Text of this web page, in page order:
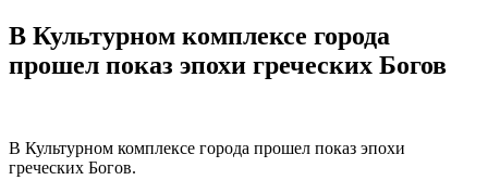
В Культурном комплексе города
прошел показ эпохи греческих Богов
В Культурном комплексе города прошел показ эпохи
греческих Богов.